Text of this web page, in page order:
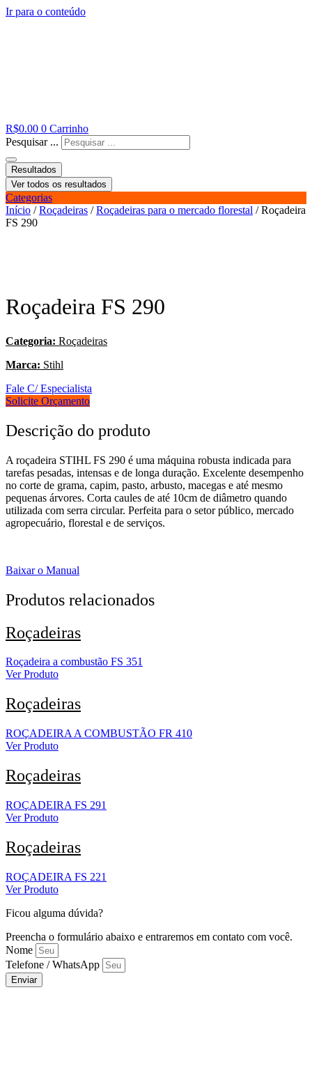
Ir para o conteúdo
R$0.00 0 Carrinho
Pesquisar ...
Resultados
Ver todos os resultados
Categorias
Início /Roçadeiras /Roçadeiras para o mercado florestal / Roçadeira
FS 290
Roçadeira FS 290
Categoria: Roçadeiras
Marca: Stihl
Fale C/ Especialista
Solicite Orçamento
Descrição do produto
A roçadeira STIHL FS 290 é uma máquina robusta indicada para
tarefas pesadas, intensas e de longa duração. Excelente desempenho
no corte de grama, capim, pasto, arbusto, macegas e até mesmo
pequenas árvores. Corta caules de até 10cm de diâmetro quando
utilizada com serra circular. Perfeita para o setor público, mercado
agropecuário, florestal e de serviços.
Baixar o Manual
Produtos relacionados
Roçadeiras
Roçadeira a combustão FS 351
Ver Produto
Roçadeiras
ROÇADEIRA A COMBUSTÃO FR 410
Ver Produto
Roçadeiras
ROÇADEIRA FS 291
Ver Produto
Roçadeiras
ROÇADEIRA FS 221
Ver Produto
Ficou alguma dúvida?
Preencha o formulário abaixo e entraremos em contato com você.
Nome
Telefone / WhatsApp
Enviar